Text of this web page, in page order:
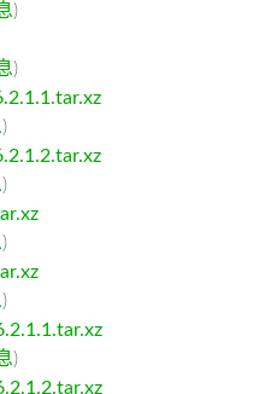
)
)
)
)
)
)
)